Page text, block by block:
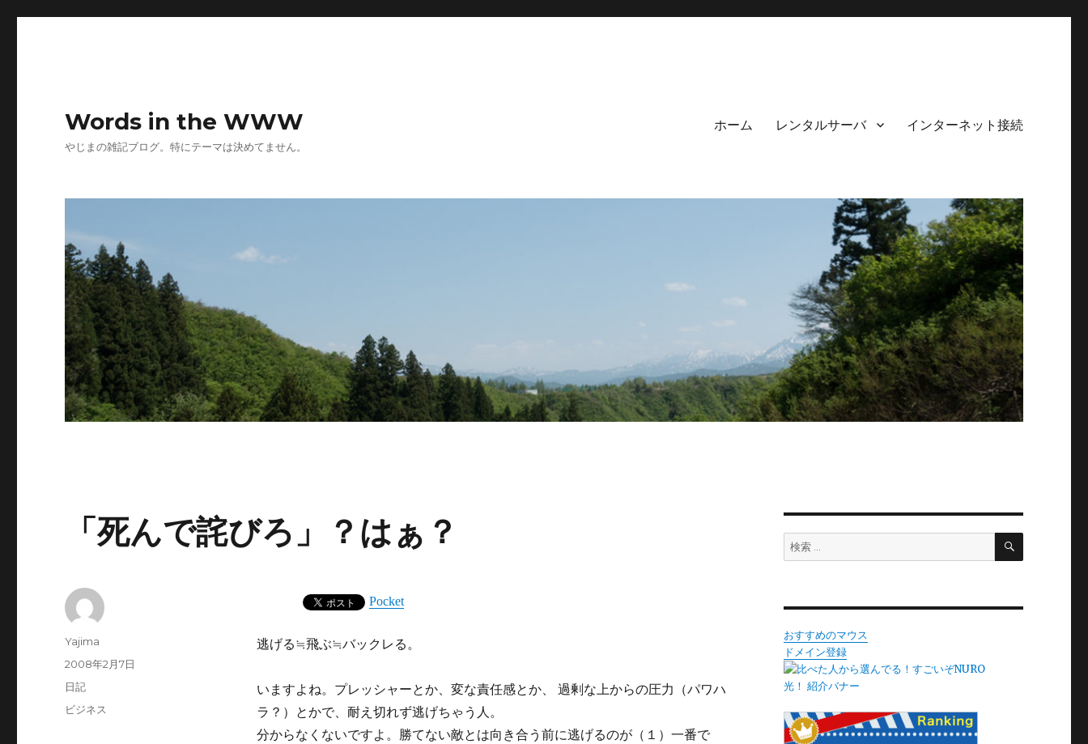
Words in the WWW
やじまの雑記ブログ。特にテーマは決めてません。
ホーム レンタルサーバ インターネット接続
「死んで詫びろ」？はぁ？
Pocket
逃げる≒飛ぶ≒バックレる。
いますよね。プレッシャーとか、変な責任感とか、 過剰な上からの圧力（パワハ
ラ？）とかで、耐え切れず逃げちゃう人。
分からなくないですよ。勝てない敵とは向き合う前に逃げるのが（１）一番で
投
稿
Yajima
投
稿
2008年2月7日
カ
テ
日記
タ
ビジネス
検
索:
検
おすすめのマウス
ドメイン登録